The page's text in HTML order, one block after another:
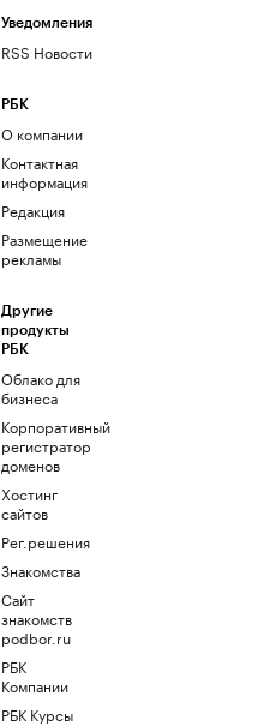
Уведомления
RSS Новости
РБК
О компании
Контактная
информация
Редакция
Размещение
рекламы
Другие
продукты
РБК
Облако для
бизнеса
Корпоративный
регистратор
доменов
Хостинг
сайтов
Рег.решения
Знакомства
Сайт
знакомств
podbor.ru
РБК
Компании
РБК Курсы